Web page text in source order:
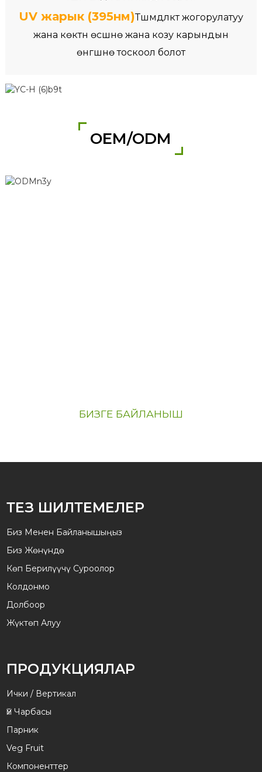
UV жарык (395нм)Түшүмдүүлүктү жогорулатуу
жана көктүн өсүшүнө жана козу карындын
өнүгүшүнө тоскоол болот
OEM/ODM
БИЗГЕ БАЙЛАНЫШ
ТЕЗ ШИЛТЕМЕЛЕР
Биз Менен Байланышыңыз
Биз Жөнүндө
Көп Берилүүчү Суроолор
Колдонмо
Долбоор
Жүктөп Алуу
ПРОДУКЦИЯЛАР
Ички / Вертикал
Үй Чарбасы
Парник
Veg Fruit
Компоненттер